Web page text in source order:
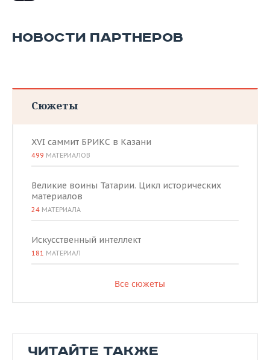
НОВОСТИ ПАРТНЕРОВ
Сюжеты
XVI саммит БРИКС в Казани
499 МАТЕРИАЛОВ
Великие воины Татарии. Цикл исторических
материалов
24 МАТЕРИАЛА
Искусственный интеллект
181 МАТЕРИАЛ
Все сюжеты
ЧИТАЙТЕ ТАКЖЕ